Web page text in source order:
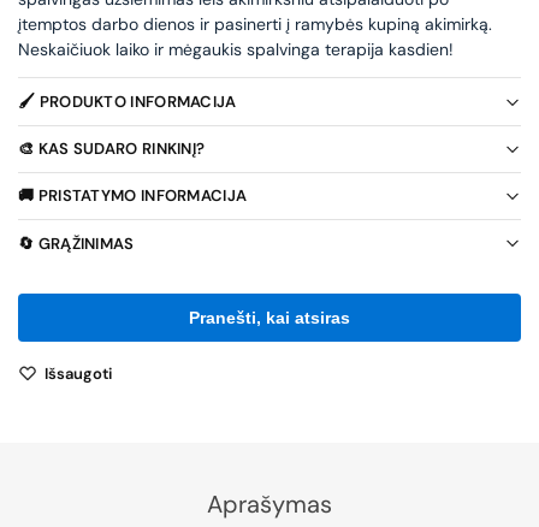
įtemptos darbo dienos ir pasinerti į ramybės kupiną akimirką.
Neskaičiuok laiko ir mėgaukis spalvinga terapija kasdien!
🖌️ PRODUKTO INFORMACIJA
🎨 KAS SUDARO RINKINĮ?
🚚 PRISTATYMO INFORMACIJA
🔄 GRĄŽINIMAS
Išsaugoti
Aprašymas